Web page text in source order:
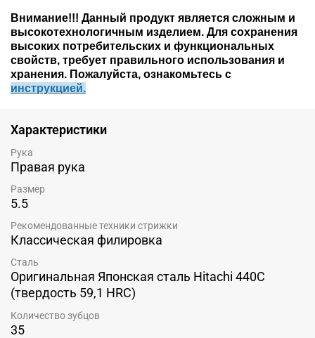
Внимание!!! Данный продукт является сложным и
высокотехнологичным изделием. Для сохранения
высоких потребительских и функциональных
свойств, требует правильного использования и
хранения. Пожалуйста, ознакомьтесь c
инструкцией.
Характеристики
Рука
Правая рука
Размер
5.5
Рекомендованные техники стрижки
Классическая филировка
Сталь
Оригинальная Японская сталь Hitachi 440C
(твердость 59,1 HRC)
Количество зубцов
35